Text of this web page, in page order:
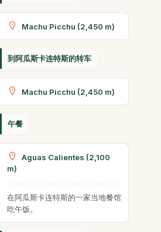
Machu Picchu (2,450 m)
到阿瓜斯卡连特斯的转车
Machu Picchu (2,450 m)
午餐
Aguas Calientes (2,100
m)
在阿瓜斯卡连特斯的一家当地餐馆
吃午饭。